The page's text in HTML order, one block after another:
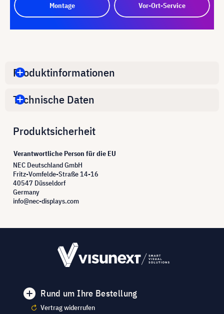
Montage Vor-Ort-Service
Produktinformationen
Technische Daten
Produktsicherheit
Verantwortliche Person für die EU
NEC Deutschland GmbH
Fritz-Vomfelde-Straße 14-16
40547 Düsseldorf
Germany
info@nec-displays.com
Rund um Ihre Bestellung
Vertrag widerrufen